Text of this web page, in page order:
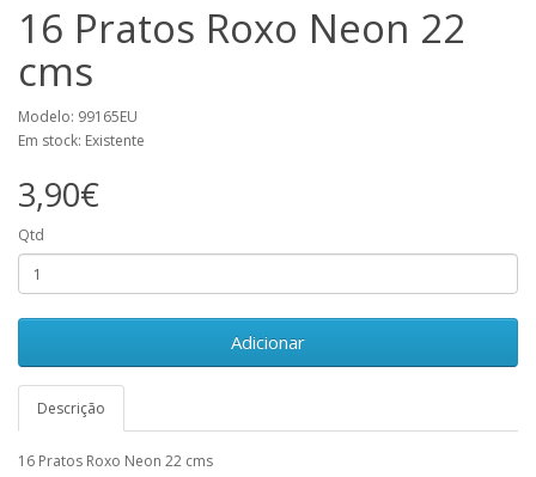
16 Pratos Roxo Neon 22
cms
Modelo: 99165EU
Em stock: Existente
3,90€
Qtd
Adicionar
Descrição
16 Pratos Roxo Neon 22 cms